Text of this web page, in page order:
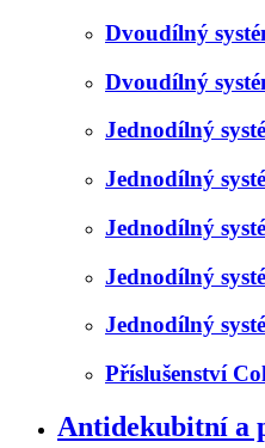
Dvoudílný
Dvoudílný
Jednodílný
Jednodílný
Jednodílný
Jednodílný
Jednodílný
Příslušenství
Antidekubitní a